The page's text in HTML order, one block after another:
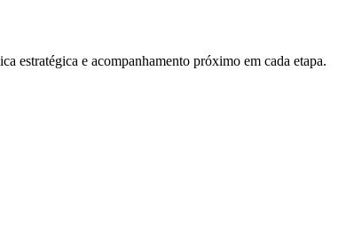
estratégica e acompanhamento próximo em cada etapa.